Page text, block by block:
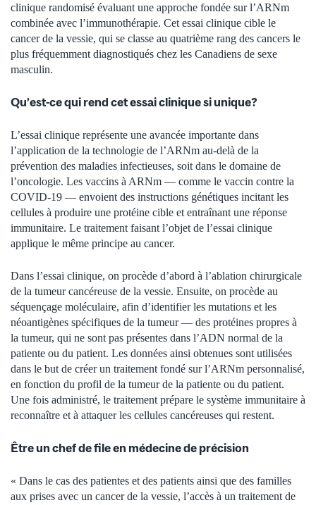
clinique randomisé évaluant une approche fondée sur l’ARNm
combinée avec l’immunothérapie. Cet essai clinique cible le
cancer de la vessie, qui se classe au quatrième rang des cancers le
plus fréquemment diagnostiqués chez les Canadiens de sexe
masculin.
Qu’est-ce qui rend cet essai clinique si unique?
L’essai clinique représente une avancée importante dans
l’application de la technologie de l’ARNm au-delà de la
prévention des maladies infectieuses, soit dans le domaine de
l’oncologie. Les vaccins à ARNm — comme le vaccin contre la
COVID-19 — envoient des instructions génétiques incitant les
cellules à produire une protéine cible et entraînant une réponse
immunitaire. Le traitement faisant l’objet de l’essai clinique
applique le même principe au cancer.
Dans l’essai clinique, on procède d’abord à l’ablation chirurgicale
de la tumeur cancéreuse de la vessie. Ensuite, on procède au
séquençage moléculaire, afin d’identifier les mutations et les
néoantigènes spécifiques de la tumeur — des protéines propres à
la tumeur, qui ne sont pas présentes dans l’ADN normal de la
patiente ou du patient. Les données ainsi obtenues sont utilisées
dans le but de créer un traitement fondé sur l’ARNm personnalisé,
en fonction du profil de la tumeur de la patiente ou du patient.
Une fois administré, le traitement prépare le système immunitaire à
reconnaître et à attaquer les cellules cancéreuses qui restent.
Être un chef de file en médecine de précision
« Dans le cas des patientes et des patients ainsi que des familles
aux prises avec un cancer de la vessie, l’accès à un traitement de